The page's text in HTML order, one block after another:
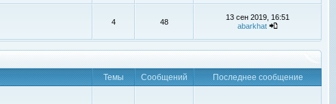
4 48
13 сен 2019, 16:51
abarkhat
Темы Сообщений
Последнее сообщение